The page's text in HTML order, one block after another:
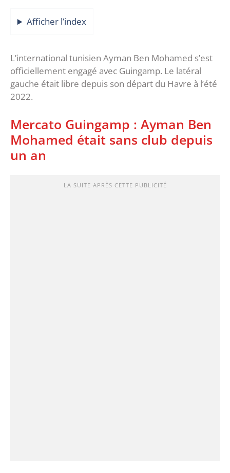
Afficher l’index
L’international tunisien Ayman Ben Mohamed s’est
officiellement engagé avec Guingamp. Le latéral
gauche était libre depuis son départ du Havre à l’été
2022.
Mercato Guingamp : Ayman Ben
Mohamed était sans club depuis
un an
LA SUITE APRÈS CETTE PUBLICITÉ